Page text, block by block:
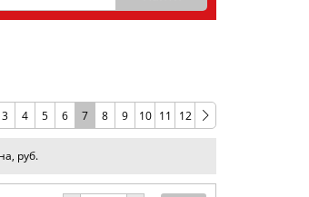
3 4 5 6 7 8 9 10 11 12
руб.